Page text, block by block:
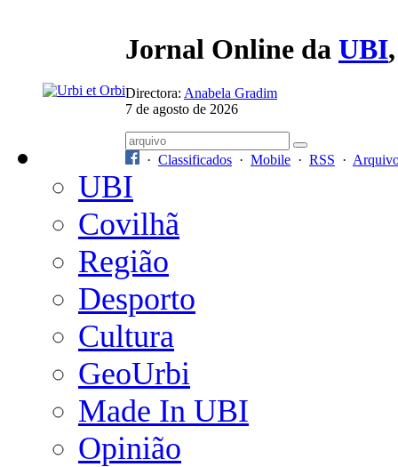
Jornal Online da UBI
Directora: Anabela Gradim
7 de agosto de 2026
· Classificados · Mobile · RSS ·
UBI
Covilhã
Região
Desporto
Cultura
GeoUrbi
Made In UBI
Opinião